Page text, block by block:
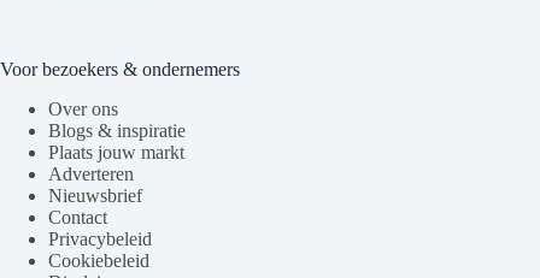
Voor bezoekers & ondernemers
Over ons
Blogs & inspiratie
Plaats jouw markt
Adverteren
Nieuwsbrief
Contact
Privacybeleid
Cookiebeleid